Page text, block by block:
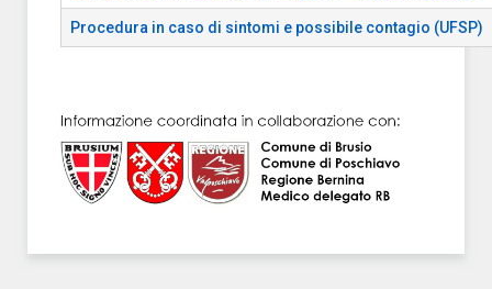
Procedura in caso di sintomi e possibile contagio (UFSP)